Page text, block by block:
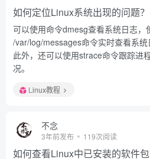
如何定位Linux系统出现的问题？
可以使用命令dmesg查看系统日志，
/var/log/messages命令实时查看系统
此外，还可以使用strace命令跟踪进
况。
Linux教程
不念
3年前发布 119次阅读
如何查看Linux中已安装的软件包